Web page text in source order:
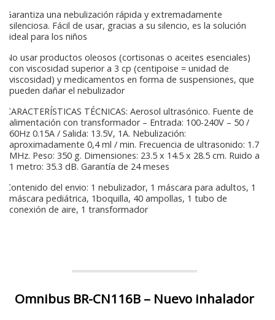
Garantiza una nebulización rápida y extremadamente
silenciosa. Fácil de usar, gracias a su silencio, es la solución
ideal para los niños
No usar productos oleosos (cortisonas o aceites esenciales)
con viscosidad superior a 3 cp (centipoise = unidad de
viscosidad) y medicamentos en forma de suspensiones, que
pueden dañar el nebulizador
CARACTERÍSTICAS TÉCNICAS: Aerosol ultrasónico. Fuente de
alimentación con transformador – Entrada: 100-240V – 50 /
60Hz 0.15A / Salida: 13.5V, 1A. Nebulización:
aproximadamente 0,4 ml / min. Frecuencia de ultrasonido: 1.7
MHz. Peso: 350 g. Dimensiones: 23.5 x 14.5 x 28.5 cm. Ruido a
1 metro: 35.3 dB. Garantía de 24 meses
Contenido del envio: 1 nebulizador, 1 máscara para adultos, 1
máscara pediátrica, 1boquilla, 40 ampollas, 1 tubo de
conexión de aire, 1 transformador
Omnibus BR-CN116B – Nuevo inhalador